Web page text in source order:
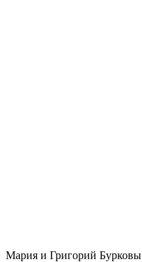
Мария и Григорий Бурковы